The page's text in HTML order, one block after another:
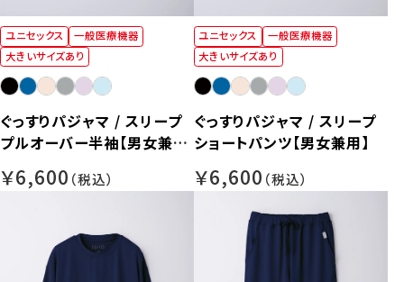
ユニセックス
一般医療機器
大きいサイズあり
ぐっすりパジャマ / スリープ
プルオーバー半袖【男女兼
￥6,600
ユニセックス
一般医療機器
大きいサイズあり
ぐっすりパジャマ / スリープ
ショートパンツ【男女兼用】
￥6,600